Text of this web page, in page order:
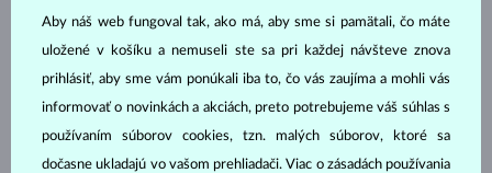
GUĽATÝ KVAPKA
Druh perly
Aby náš web fungoval tak, ako má, aby sme si pamätali, čo máte
uložené v košíku a nemuseli ste sa pri každej návšteve znova
prihlásiť, aby sme vám ponúkali iba to, čo vás zaujíma a mohli vás
informovať o novinkách a akciách, preto potrebujeme váš súhlas s
používaním súborov cookies, tzn. malých súborov, ktoré sa
dočasne ukladajú vo vašom prehliadači. Viac o zásadách používania